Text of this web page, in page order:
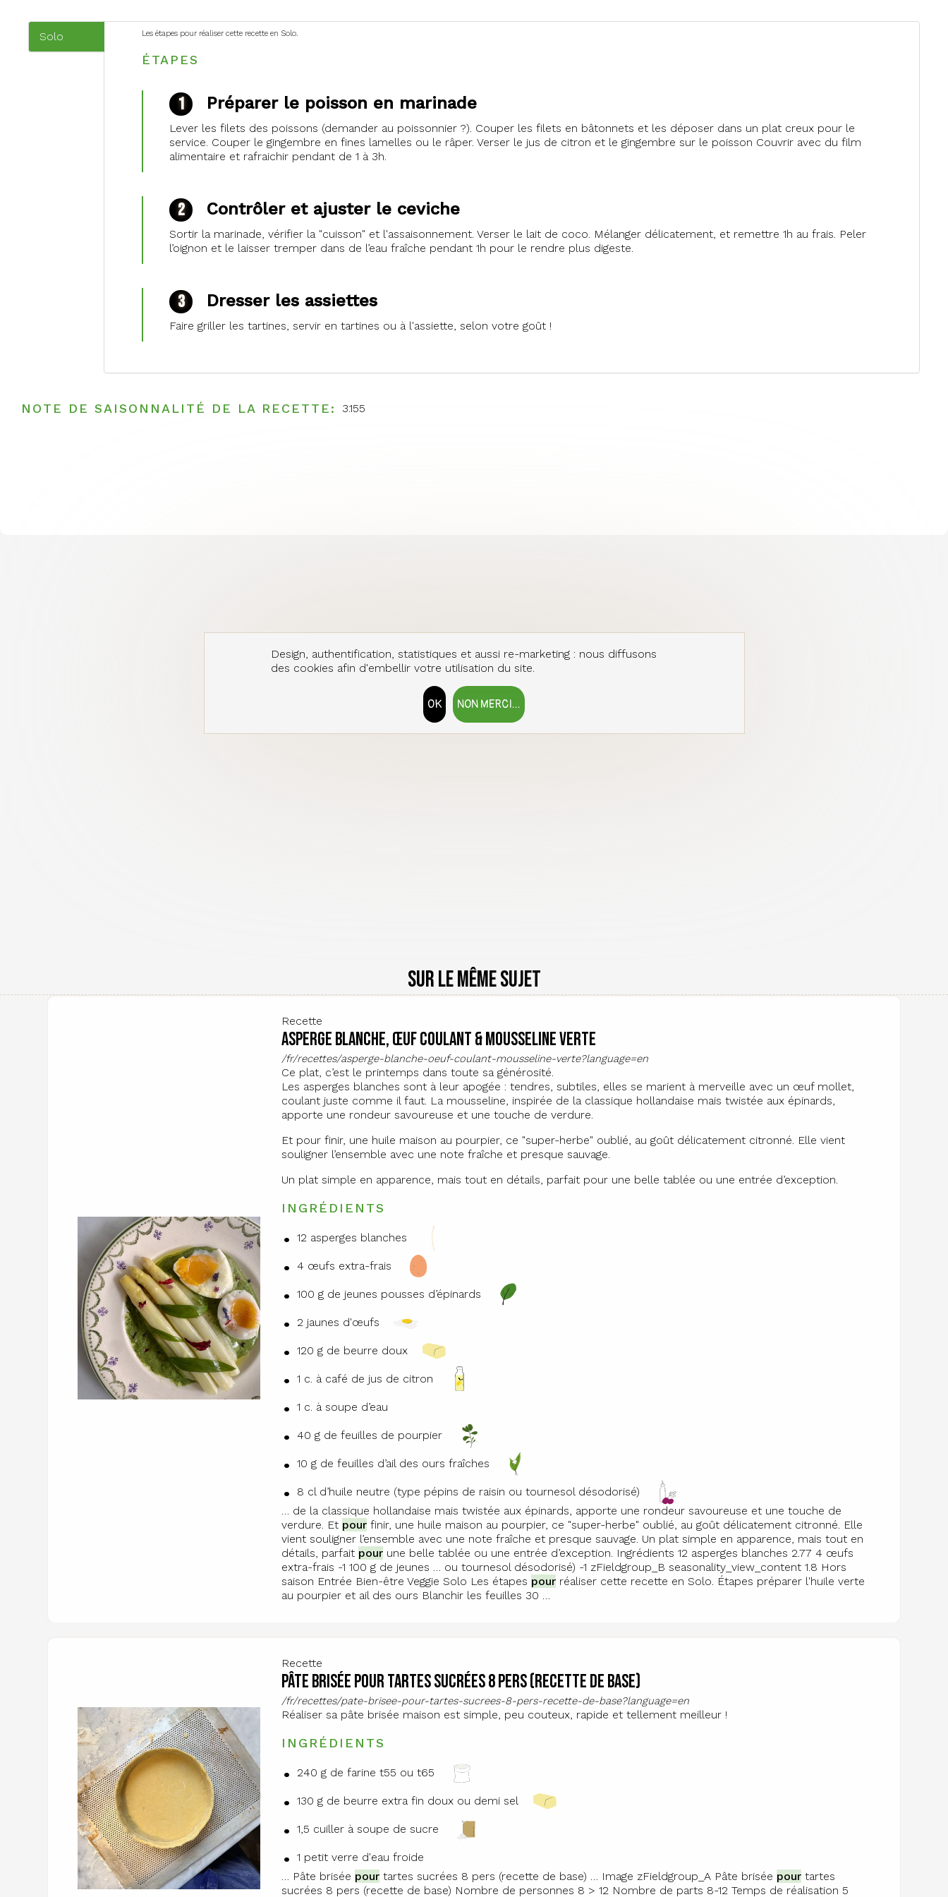
Solo
(onglet
Les étapes pour réaliser cette recette en Solo.
ÉTAPES
Préparer le poisson en marinade
Lever les filets des poissons (demander au poissonnier ?). Couper les filets en bâtonnets et les déposer dans un plat creux pour le
service. Couper le gingembre en fines lamelles ou le râper. Verser le jus de citron et le gingembre sur le poisson Couvrir avec du film
alimentaire et rafraichir pendant de 1 à 3h.
Contrôler et ajuster le ceviche
Sortir la marinade, vérifier la "cuisson" et l'assaisonnement. Verser le lait de coco. Mélanger délicatement, et remettre 1h au frais. Peler
l’oignon et le laisser tremper dans de l’eau fraîche pendant 1h pour le rendre plus digeste.
Dresser les assiettes
Faire griller les tartines, servir en tartines ou à l'assiette, selon votre goût !
NOTE DE SAISONNALITÉ DE LA RECETTE 3.155
Sur le même sujet
Recette
Asperge blanche, œuf coulant & mousseline verte
/fr/recettes/asperge-blanche-oeuf-coulant-mousseline-verte?language=en
Ce plat, c’est le printemps dans toute sa générosité.
Les asperges blanches sont à leur apogée : tendres, subtiles, elles se marient à merveille avec un œuf mollet,
coulant juste comme il faut. La mousseline, inspirée de la classique hollandaise mais twistée aux épinards,
apporte une rondeur savoureuse et une touche de verdure.
Et pour finir, une huile maison au pourpier, ce "super-herbe" oublié, au goût délicatement citronné. Elle vient
souligner l’ensemble avec une note fraîche et presque sauvage.
Un plat simple en apparence, mais tout en détails, parfait pour une belle tablée ou une entrée d’exception.
INGRÉDIENTS
12 asperges blanches
4 œufs extra-frais
100 g de jeunes pousses d’épinards
2 jaunes d'œufs
120 g de beurre doux
1 c. à café de jus de citron
1 c. à soupe d’eau
40 g de feuilles de pourpier
10 g de feuilles d’ail des ours fraîches
8 cl d’huile neutre (type pépins de raisin ou tournesol désodorisé)
… de la classique hollandaise mais twistée aux épinards, apporte une rondeur savoureuse et une touche de
verdure. Et pourfinir, une huile maison au pourpier, ce "super-herbe" oublié, au goût délicatement citronné. Elle
vient souligner l’ensemble avec une note fraîche et presque sauvage. Un plat simple en apparence, mais tout en
détails, parfait pourune belle tablée ou une entrée d’exception. Ingrédients 12 asperges blanches 2.77 4 œufs
extra-frais -1 100 g de jeunes … ou tournesol désodorisé) -1 zFieldgroup_B seasonality_view_content 1.8 Hors
saison Entrée Bien-être Veggie Solo Les étapes pourréaliser cette recette en Solo. Étapes préparer l'huile verte
au pourpier et ail des ours Blanchir les feuilles 30 …
Recette
Pâte brisée pour tartes sucrées 8 pers (recette de base)
/fr/recettes/pate-brisee-pour-tartes-sucrees-8-pers-recette-de-base?language=en
Réaliser sa pâte brisée maison est simple, peu couteux, rapide et tellement meilleur !
INGRÉDIENTS
240 g de farine t55 ou t65
130 g de beurre extra fin doux ou demi sel
1,5 cuiller à soupe de sucre
1 petit verre d'eau froide
… Pâte brisée pourtartes sucrées 8 pers (recette de base) … Image zFieldgroup_A Pâte brisée pourtartes
sucrées 8 pers (recette de base) Nombre de personnes 8 > 12 Nombre de parts 8-12 Temps de réalisation 5
Design, authentification, statistiques et aussi re-marketing : nous diffusons
des cookies afin d'embellir votre utilisation du site.
NON MERCI...
OK
RETIRER LE CONSENTEMENT